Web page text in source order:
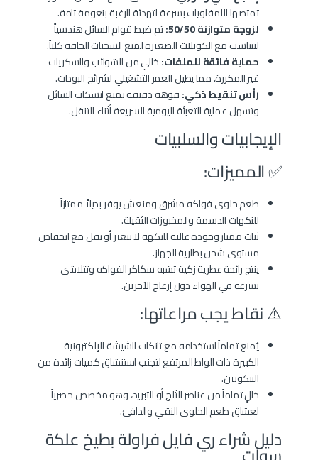
تمتصها اللمفاويات بسرعة لتهدئة الرغبة بنعومة تامة.
لزوجة متوازنة 50/50:
تم ضبط قوام السائل هندسياً
ليتناسب مع الكويلات الصغيرة لمنع السحبات الجافة كلياً.
حماية فائقة للملفات:خالي من الشوائب والسكريات
غير المكررة، مما يطيل العمر التشغيلي لشرائح البودات.
رأس تنقيط ذكي:فوهة دقيقة تمنع انسكاب السائل
وتسهل عملية التعبئة اليومية السريعة أثناء التنقل.
الإيجابيات والسلبيات
✅ المميزات:
طعم حلوى فواكه مشرق ومنعش يوفر بديلاً ممتازاً
للنكهات الدسمة والمخبوزات الثقيلة.
ثبات ممتاز وجودة عالية للنكهة لا تتغير أو تقل مع انخفاض
مستوى شحن بطارية الجهاز.
ينتج رائحة عطرية زكية تشبه سكاكر الفواكه وتتلاشى
بسرعة في الهواء دون إزعاج الآخرين.
⚠️ نقاط يجب مراعاتها:
يُمنع تماماً استخدامه مع تانكات الشيشة الإلكترونية
الكبيرة ذات الواط المرتفع لتجنب استنشاق كميات زائدة من
النيكوتين.
خالٍ تماماً من عناصر الثلج أو التبريد، وهو مخصص حصرياً
لعشاق طعم الحلوى النقي والدافئ.
دليل شراء ري فايل فراولة بطيخ علكة